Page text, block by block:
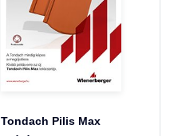
Tondach Pilis Max